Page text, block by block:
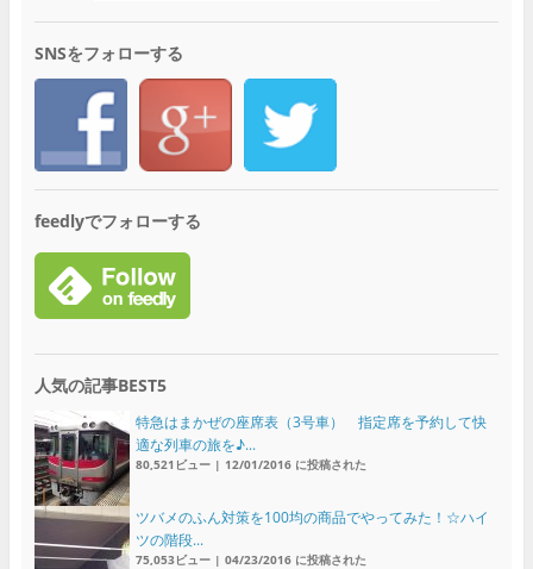
SNSをフォローする
feedlyでフォローする
人気の記事BEST5
特急はまかぜの座席表（3号車） 指定席を予約して快
適な列車の旅を♪...
80,521ビュー| 12/01/2016 に投稿された
ツバメのふん対策を100均の商品でやってみた！☆ハイ
ツの階段...
75,053ビュー| 04/23/2016 に投稿された